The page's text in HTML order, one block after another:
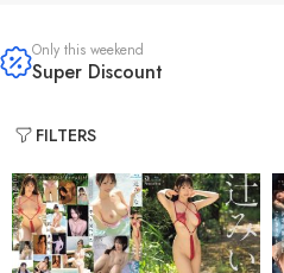
Only this weekend
Super Discount
FILTERS